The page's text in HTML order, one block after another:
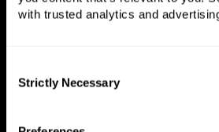
with trusted analytics and
Selection
Strictly Necessary
κάντε ανάληψη από ATM